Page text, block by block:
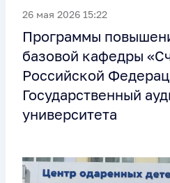
26 мая 2026 15:22
Программы
базовой кафедры
Российской
Государственный
университета